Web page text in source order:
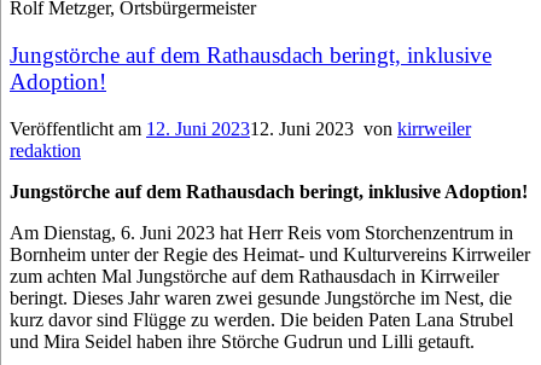
Rolf Metzger, Ortsbürgermeister
Jungstörche auf dem Rathausdach beringt, inklusive
Adoption!
Veröffentlicht am 12. Juni 202312. Juni 2023 von kirrweiler
redaktion
Jungstörche auf dem Rathausdach beringt, inklusive Adoption!
Am Dienstag, 6. Juni 2023 hat Herr Reis vom Storchenzentrum in
Bornheim unter der Regie des Heimat- und Kulturvereins Kirrweiler
zum achten Mal Jungstörche auf dem Rathausdach in Kirrweiler
beringt. Dieses Jahr waren zwei gesunde Jungstörche im Nest, die
kurz davor sind Flügge zu werden. Die beiden Paten Lana Strubel
und Mira Seidel haben ihre Störche Gudrun und Lilli getauft.